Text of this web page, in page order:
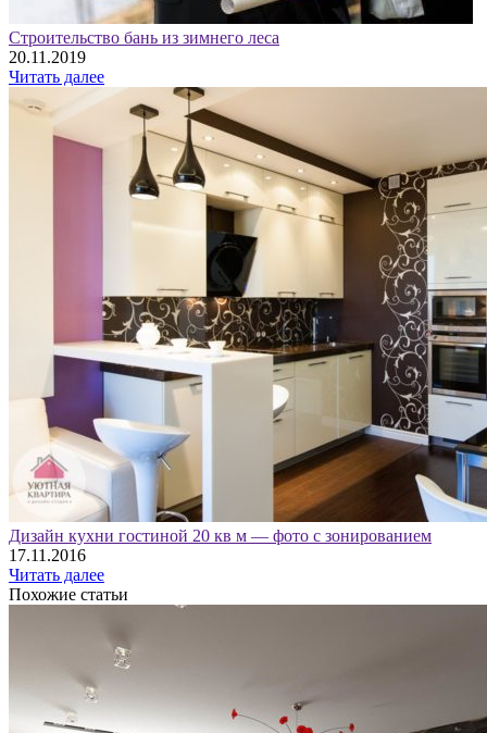
Строительство бань из зимнего леса
20.11.2019
Читать далее
Дизайн кухни гостиной 20 кв м — фото с зонированием
17.11.2016
Читать далее
Похожие статьи